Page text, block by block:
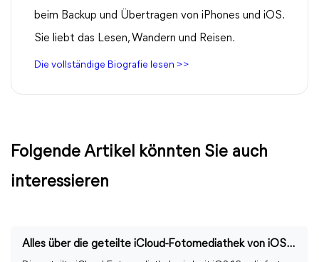
beim Backup und Übertragen von iPhones und iOS.
Sie liebt das Lesen, Wandern und Reisen.
Die vollständige Biografie lesen >>
Folgende Artikel könnten Sie auch
interessieren
Alles über die geteilte iCloud-Fotomediathek von iOS 16